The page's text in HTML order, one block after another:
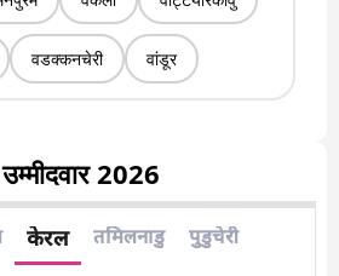
वडक्कनचेरी वांडूर
2026